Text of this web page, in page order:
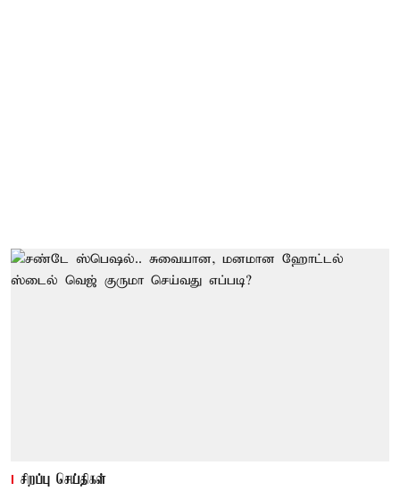
சிறப்பு செய்திகள்